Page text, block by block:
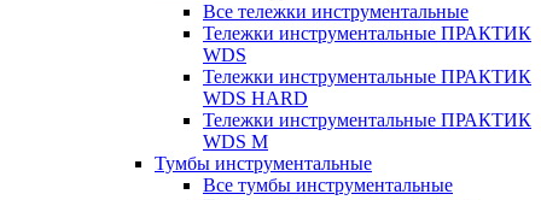
Все тележки инструментальные
Тележки инструментальные ПРАКТИК
WDS
Тележки инструментальные ПРАКТИК
WDS HARD
Тележки инструментальные ПРАКТИК
WDS M
Тумбы инструментальные
Все тумбы инструментальные